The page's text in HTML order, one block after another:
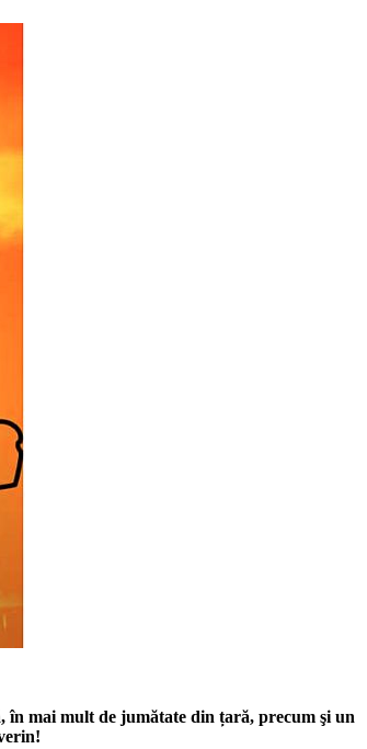
în mai mult de jumătate din țară, precum şi un